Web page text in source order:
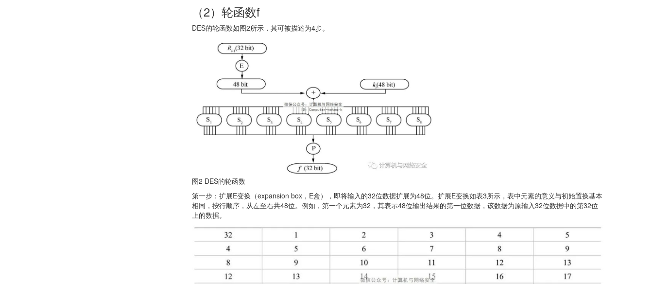
（2）轮函数f
DES的轮函数如图2所示，其可被描述为4步。
图2 DES的轮函数
第一步：扩展E变换（expansion box，E盒），即将输入的32位数据扩展为48位。扩展E变换如表3所示，表中元素的意义与初始置换基本
相同，按行顺序，从左至右共48位。例如，第一个元素为32，其表示48位输出结果的第一位数据，该数据为原输入32位数据中的第32位
上的数据。